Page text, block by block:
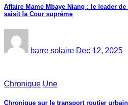
Affaire Mame Mbaye Niang : le leader
saisit la Cour suprême
barre solaire Dec 12, 2025
Chronique Une
Chronique sur le transport routier